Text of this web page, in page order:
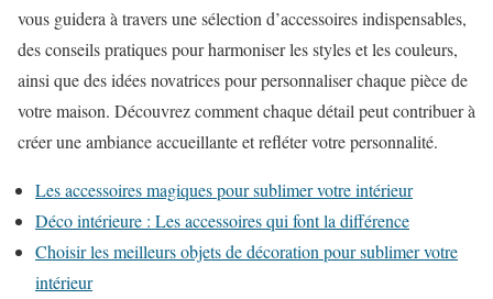
vous guidera à travers une sélection d’accessoires indispensables,
des conseils pratiques pour harmoniser les styles et les couleurs,
ainsi que des idées novatrices pour personnaliser chaque pièce de
votre maison. Découvrez comment chaque détail peut contribuer à
créer une ambiance accueillante et refléter votre personnalité.
Les accessoires magiques pour sublimer votre intérieur
Déco intérieure : Les accessoires qui font la différence
Choisir les meilleurs objets de décoration pour sublimer votre
intérieur